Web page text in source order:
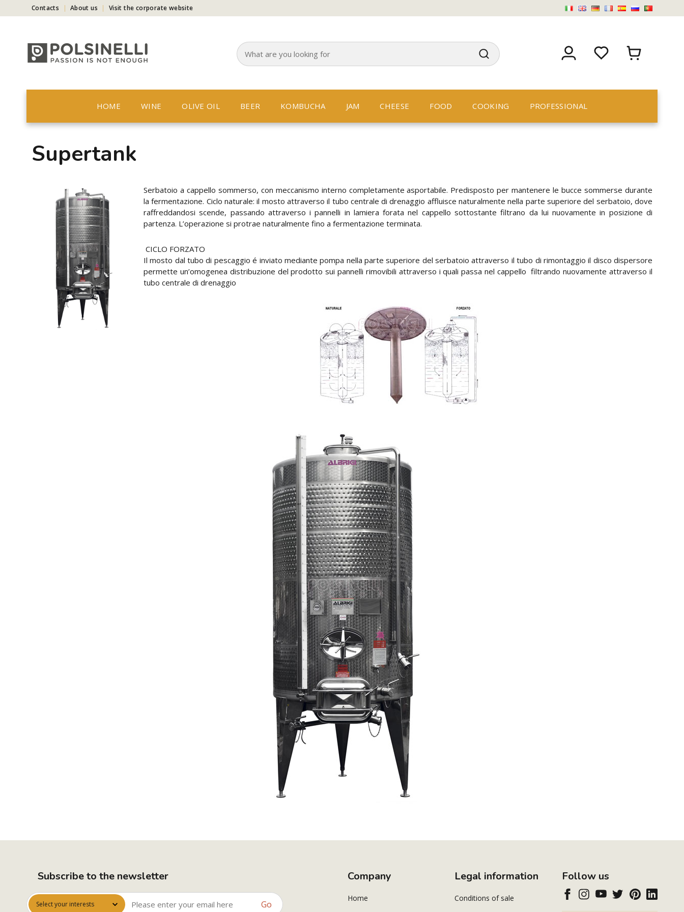
Contacts About us Visit the corporate website
HOME WINE OLIVE OIL BEER KOMBUCHA JAM CHEESE FOOD COOKING PROFESSIONAL
Supertank
Serbatoio a cappello sommerso, con meccanismo interno completamente asportabile. Predisposto per mantenere le bucce sommerse durante
la fermentazione. Ciclo naturale: il mosto attraverso il tubo centrale di drenaggio affluisce naturalmente nella parte superiore del serbatoio, dove
raffreddandosi scende, passando attraverso i pannelli in lamiera forata nel cappello sottostante filtrano da lui nuovamente in posizione di
partenza. L’operazione si protrae naturalmente fino a fermentazione terminata.
CICLO FORZATO
Il mosto dal tubo di pescaggio é inviato mediante pompa nella parte superiore del serbatoio attraverso il tubo di rimontaggio il disco dispersore
permette un’omogenea distribuzione del prodotto sui pannelli rimovibili attraverso i quali passa nel cappello filtrando nuovamente attraverso il
tubo centrale di drenaggio
Subscribe to the newsletter
Select your interests Go
Company
Home
Legal information
Conditions of sale
Follow us